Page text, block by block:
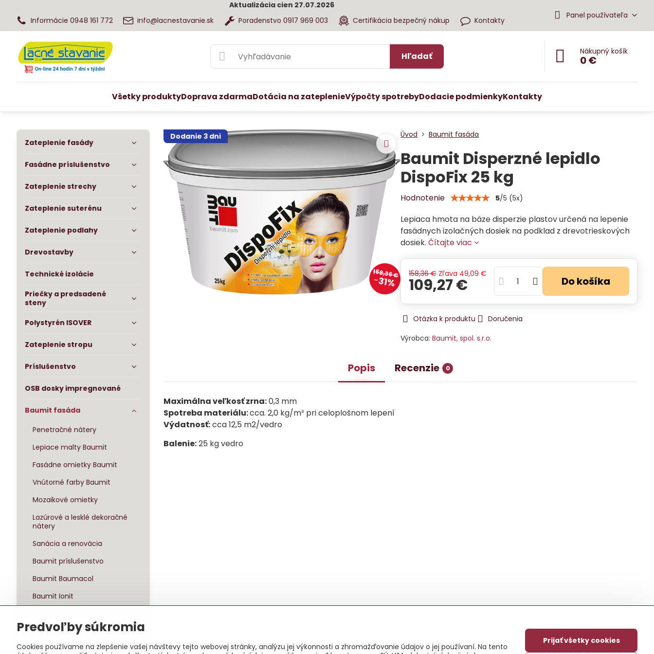
Aktualizácia cien 27.07.2026
Informácie 0948 161 772
info@lacnestavanie.sk Poradenstvo 0917 969 003 Certifikácia bezpečný nákup Kontakty
Panel používateľa
Hľadať Nákupný košík
0 €
Všetky produktyDoprava zdarmaDotácia na zateplenieVýpočty spotrebyDodacie podmienkyKontakty
Dodanie 3 dni
158,36 €
31%
Úvod Baumit fasáda
Baumit Disperzné lepidlo
DispoFix 25 kg
Hodnotenie 5/5 (5x)
Lepiaca hmota na báze disperzie plastov určená na lepenie
fasádnych izolačných dosiek na podklad z drevotrieskových
dosiek.Čítajte viac
158,36 € Zľava 49,09 €
109,27 € Do košíka
Otázka k produktu
Doručenia
Výrobca:Baumit, spol. s.r.o.
Popis Recenzie 0
Maximálna veľkosť zrna:0,3 mm
Spotreba materiálu:cca. 2,0 kg/m² pri celoplošnom lepení
Výdatnosť:cca 12,5 m2/vedro
Balenie:25 kg vedro
Zateplenie fasády
Fasádne príslušenstvo
Zateplenie strechy
Zateplenie suterénu
Zateplenie podlahy
Drevostavby
Technické izolácie
Priečky a predsadené
steny
Polystyrén ISOVER
Zateplenie stropu
Príslušenstvo
OSB dosky impregnované
Baumit fasáda
Penetračné nátery
Lepiace malty Baumit
Fasádne omietky Baumit
Vnútorné farby Baumit
Mozaikové omietky
Lazúrové a lesklé dekoračné
nátery
Sanácia a renovácia
Baumit príslušenstvo
Baumit Baumacol
Baumit Ionit
Sady zateplenia
Predvoľby súkromia
Cookies používame na zlepšenie vašej návštevy tejto webovej stránky, analýzu jej výkonnosti a zhromažďovanie údajov o jej používaní. Na tento
Prijať všetky cookies